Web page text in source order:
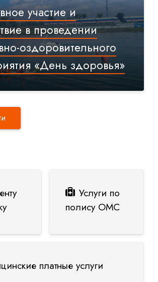
участие и
в проведении
оздоровительного
«День здоровья»
Услуги по
полису ОМС
платные услуги